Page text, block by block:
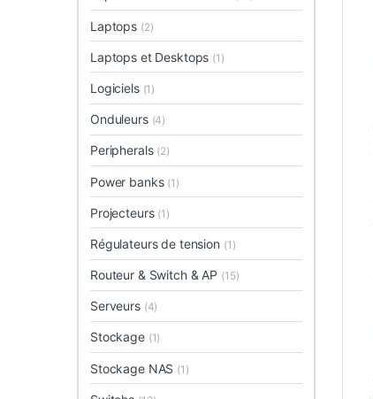
Laptops (2)
Laptops et Desktops (1)
Logiciels (1)
Onduleurs (4)
Peripherals (2)
Power banks (1)
Projecteurs (1)
Régulateurs de tension (1)
Routeur & Switch & AP (15)
Serveurs (4)
Stockage (1)
Stockage NAS (1)